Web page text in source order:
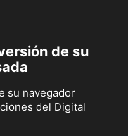
de su
su navegador
del Digital